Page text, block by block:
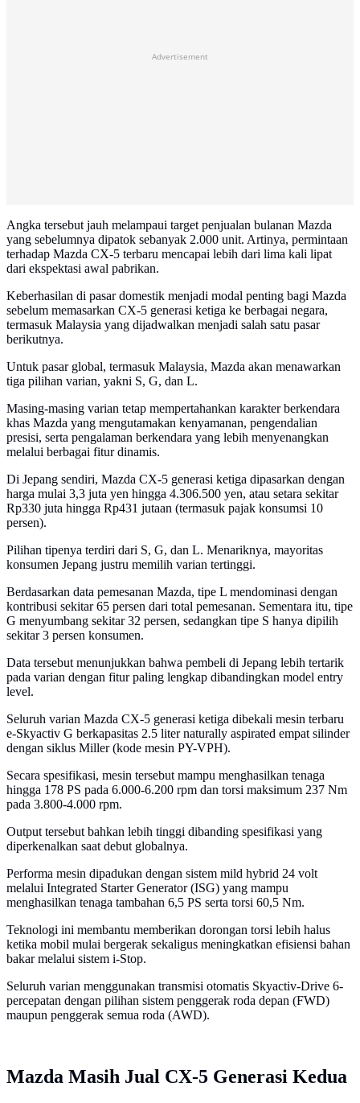
Advertisement
Angka tersebut jauh melampaui target penjualan bulanan Mazda
yang sebelumnya dipatok sebanyak 2.000 unit. Artinya, permintaan
terhadap Mazda CX-5 terbaru mencapai lebih dari lima kali lipat
dari ekspektasi awal pabrikan.
Keberhasilan di pasar domestik menjadi modal penting bagi Mazda
sebelum memasarkan CX-5 generasi ketiga ke berbagai negara,
termasuk Malaysia yang dijadwalkan menjadi salah satu pasar
berikutnya.
Untuk pasar global, termasuk Malaysia, Mazda akan menawarkan
tiga pilihan varian, yakni S, G, dan L.
Masing-masing varian tetap mempertahankan karakter berkendara
khas Mazda yang mengutamakan kenyamanan, pengendalian
presisi, serta pengalaman berkendara yang lebih menyenangkan
melalui berbagai fitur dinamis.
Di Jepang sendiri, Mazda CX-5 generasi ketiga dipasarkan dengan
harga mulai 3,3 juta yen hingga 4.306.500 yen, atau setara sekitar
Rp330 juta hingga Rp431 jutaan (termasuk pajak konsumsi 10
persen).
Pilihan tipenya terdiri dari S, G, dan L. Menariknya, mayoritas
konsumen Jepang justru memilih varian tertinggi.
Berdasarkan data pemesanan Mazda, tipe L mendominasi dengan
kontribusi sekitar 65 persen dari total pemesanan. Sementara itu, tipe
G menyumbang sekitar 32 persen, sedangkan tipe S hanya dipilih
sekitar 3 persen konsumen.
Data tersebut menunjukkan bahwa pembeli di Jepang lebih tertarik
pada varian dengan fitur paling lengkap dibandingkan model entry
level.
Seluruh varian Mazda CX-5 generasi ketiga dibekali mesin terbaru
e-Skyactiv G berkapasitas 2.5 liter naturally aspirated empat silinder
dengan siklus Miller (kode mesin PY-VPH).
Secara spesifikasi, mesin tersebut mampu menghasilkan tenaga
hingga 178 PS pada 6.000-6.200 rpm dan torsi maksimum 237 Nm
pada 3.800-4.000 rpm.
Output tersebut bahkan lebih tinggi dibanding spesifikasi yang
diperkenalkan saat debut globalnya.
Performa mesin dipadukan dengan sistem mild hybrid 24 volt
melalui Integrated Starter Generator (ISG) yang mampu
menghasilkan tenaga tambahan 6,5 PS serta torsi 60,5 Nm.
Teknologi ini membantu memberikan dorongan torsi lebih halus
ketika mobil mulai bergerak sekaligus meningkatkan efisiensi bahan
bakar melalui sistem i-Stop.
Seluruh varian menggunakan transmisi otomatis Skyactiv-Drive 6-
percepatan dengan pilihan sistem penggerak roda depan (FWD)
maupun penggerak semua roda (AWD).
Mazda Masih Jual CX-5 Generasi Kedua